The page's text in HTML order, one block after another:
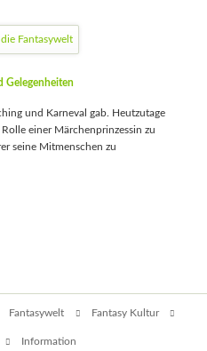
Gelegenheiten
und Karneval gab. Heutzutage
einer Märchenprinzessin zu
seine Mitmenschen zu
Fantasywelt Fantasy Kultur
Information